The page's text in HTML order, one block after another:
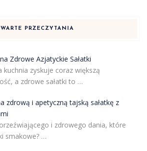
WARTE PRZECZYTANIA
Zdrowe Azjatyckie Sałatki
kuchnia zyskuje coraz większą
a zdrowe sałatki to …
zdrową i apetyczną tajską sałatkę z
i zdrowego dania, które
smakowe? …